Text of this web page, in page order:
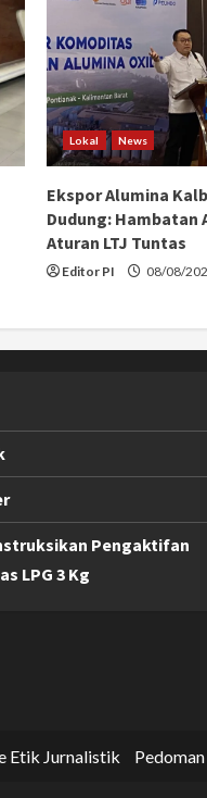
Lokal News
Ekspor Alumina
Dudung: Hambatan
Aturan LTJ Tuntas
Editor PI 08/08/
Pengaktifan
LPG 3 Kg
Etik Jurnalistik